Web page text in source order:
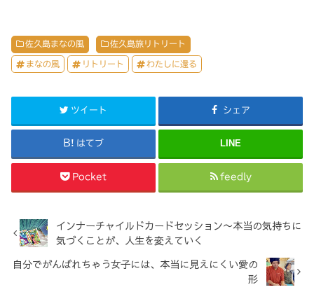
佐久島まなの風 佐久島旅リトリート
まなの風 リトリート わたしに還る
ツイート シェア
はてブ LINE
Pocket feedly
インナーチャイルドカードセッション〜本当の気持ちに
気づくことが、人生を変えていく
自分でがんばれちゃう女子には、本当に見えにくい愛の
形